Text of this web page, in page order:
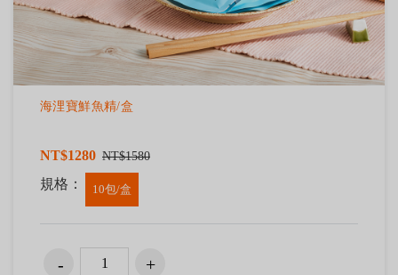
海浬寶鮮魚精/盒
NT$1280 NT$1580
規格： 10包/盒